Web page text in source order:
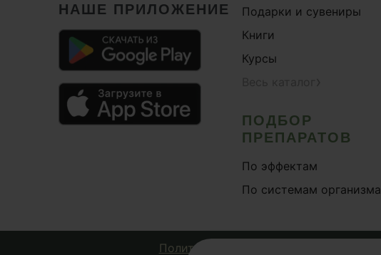
НАШЕ ПРИЛОЖЕНИЕ
Подарки и сувениры
Книги
Курсы
ПОДБОР
ПРЕПАРАТОВ
По эффектам
По системам организма
Политика конфиденциальности